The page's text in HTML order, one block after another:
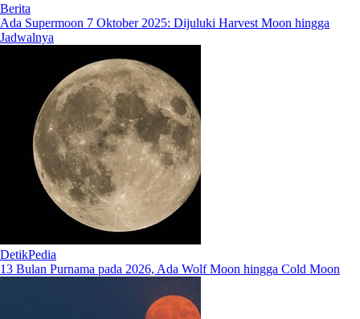
Berita
Ada Supermoon 7 Oktober 2025: Dijuluki Harvest Moon hingga
Jadwalnya
DetikPedia
13 Bulan Purnama pada 2026, Ada Wolf Moon hingga Cold Moon